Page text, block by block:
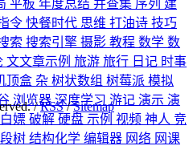
平板 年度总结 并查集 序列 建
令 快餐时代 思维 打油诗 技巧
索 搜索引擎 摄影 教程 数学 数
文文章示例 旅游 旅行 日记 时事
顶盒 杂 树状数组 树莓派 模拟
浏览器深度学习 游记 演示 演
白嫖 破解 硬盘 示例 视频 神人 竞
树 结构化学 编辑器 网络 网课
/RSS/Sitemap